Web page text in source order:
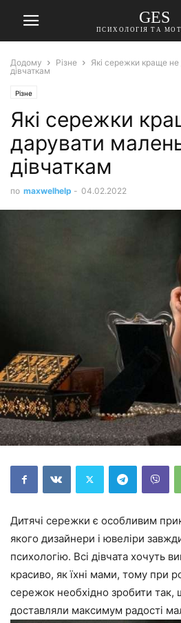
GES
ПСИХОЛОГІЯ ТА
Додому Різне
Які сережки краще
дівчаткам
Різне
Які сережки
дарувати
дівчаткам
по maxwelhelp - 04.02.2022
Дитячі сережки є особливим
якого дизайнери і ювеліри
психологію. Всі дівчата хочуть
красиво, як їхні мами, тому при
сережок необхідно зробити так,
доставляли максимум радості